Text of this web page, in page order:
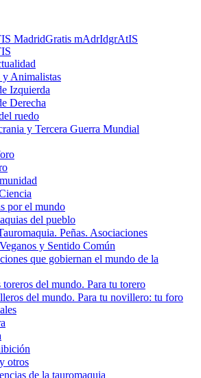
MadridGratis mAdrIdgrAtIS
Animalistas
Izquierda
Derecha
ruedo
y Tercera Guerra Mundial
por el mundo
del pueblo
Peñas. Asociaciones
y Sentido Común
que gobiernan el mundo de la
del mundo. Para tu torero
del mundo. Para tu novillero: tu foro
otros
de la tauromaquia